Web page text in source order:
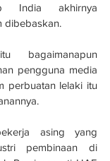
India akhirnya
dibebaskan.
bagaimanapun
pengguna media
perbuatan lelaki itu
asing yang
pembinaan di